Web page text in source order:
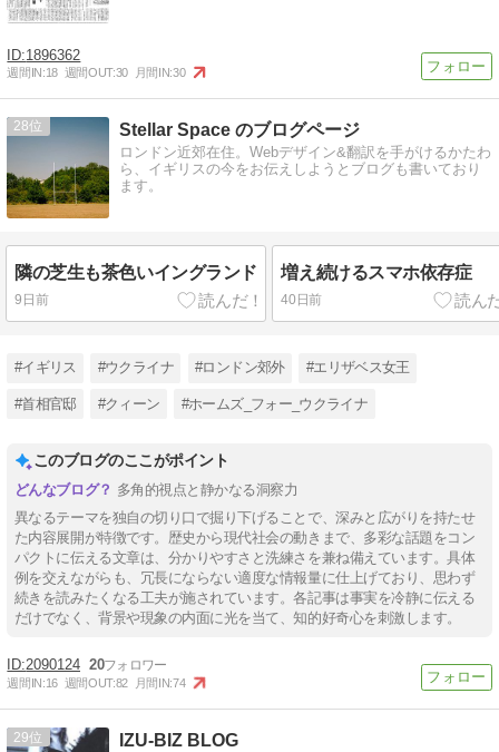
1896362
週間IN:18 週間OUT:30 月間IN:30
28 Stellar Space のブログページ
ロンドン近郊在住。Webデザイン&翻訳を手がけるかたわ
ら、イギリスの今をお伝えしようとブログも書いており
ます。
隣の芝生も茶色いイングランド
9日前
増え続けるスマホ依存症
40日前
#イギリス #ウクライナ #ロンドン郊外 #エリザベス女王
#首相官邸 #クィーン #ホームズ_フォー_ウクライナ
このブログのここがポイント
多角的視点と静かなる洞察力
異なるテーマを独自の切り口で掘り下げることで、深みと広がりを持たせ
た内容展開が特徴です。歴史から現代社会の動きまで、多彩な話題をコン
パクトに伝える文章は、分かりやすさと洗練さを兼ね備えています。具体
例を交えながらも、冗長にならない適度な情報量に仕上げており、思わず
続きを読みたくなる工夫が施されています。各記事は事実を冷静に伝える
だけでなく、背景や現象の内面に光を当て、知的好奇心を刺激します。
2090124 20
週間IN:16 週間OUT:82 月間IN:74
29 IZU-BIZ BLOG